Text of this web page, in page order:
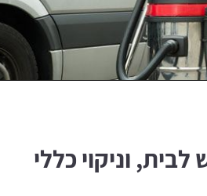
וניקוי כללי